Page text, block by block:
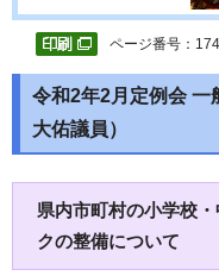
ページ番号：
令和2年2月定例会 一
大佑議員）
県内市町村の小学校
クの整備について